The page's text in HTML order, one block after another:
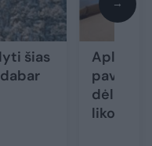
šias
Apleistą
pavertė
dėl
liko be
→